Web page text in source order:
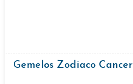
Gemelos Zodiaco Cancer